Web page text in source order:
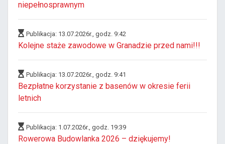
niepełnosprawnym
Publikacja: 13.07.2026r., godz. 9:42
Kolejne staże zawodowe w Granadzie przed nami!!!
Publikacja: 13.07.2026r., godz. 9:41
Bezpłatne korzystanie z basenów w okresie ferii
letnich
Publikacja: 1.07.2026r., godz. 19:39
Rowerowa Budowlanka 2026 – dziękujemy!